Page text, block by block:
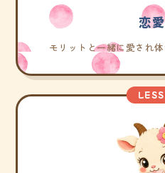
恋
モリットと一緒に愛され